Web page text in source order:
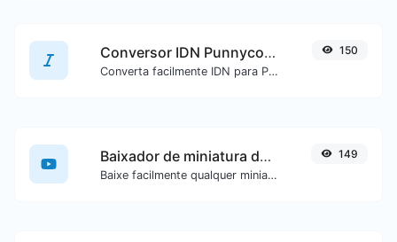
Conversor IDN Punnycode
Converta facilmente IDN para Punnycode e vice-versa.
150
Baixador de miniatura do YouTube
Baixe facilmente qualquer miniatura de vídeo do YouTube em todos os tamanhos disponíveis.
149